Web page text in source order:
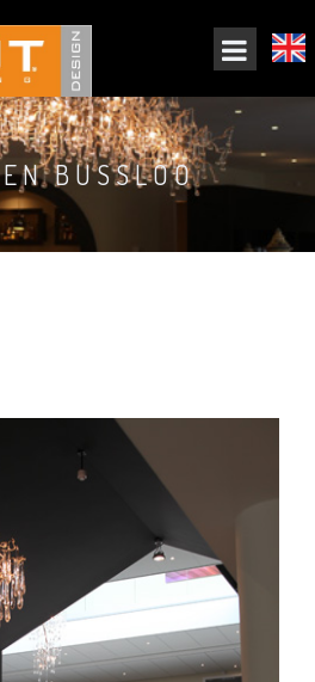
BUSSLOO